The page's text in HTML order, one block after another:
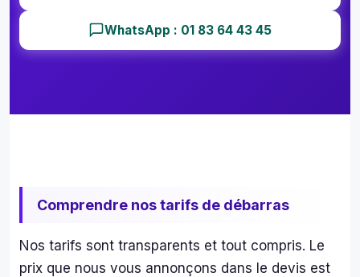
WhatsApp : 01 83 64 43 45
Comprendre nos tarifs de débarras
Nos tarifs sont transparents et tout compris. Le
prix que nous vous annonçons dans le devis est